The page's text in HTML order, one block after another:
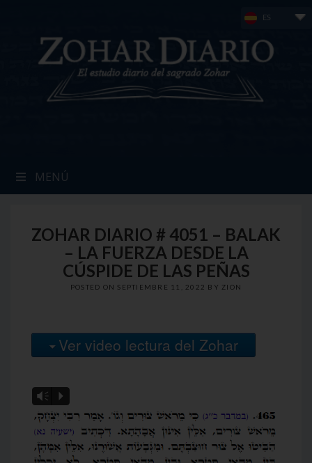
ES
MENÚ
ZOHAR DIARIO # 4051 – BALAK
– LA FUERZA DESDE LA
CÚSPIDE DE LAS PEÑAS
POSTED ON SEPTIEMBRE 11, 2022 BY ZION
Ver video lectura del Zohar
Vm P